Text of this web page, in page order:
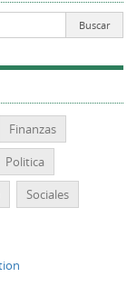
Finanzas
Politica
Sociales